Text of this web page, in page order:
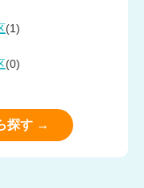
(1)
(0)
探す →